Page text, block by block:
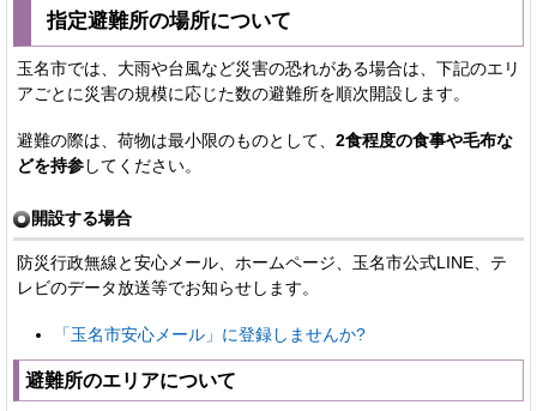
指定避難所の場所について
玉名市では、大雨や台風など災害の恐れがある場合は、下記のエリ
アごとに災害の規模に応じた数の避難所を順次開設します。
避難の際は、荷物は最小限のものとして、 2食程度の食事や毛布な
どを持参してください。
開設する場合
防災行政無線と安心メール、ホームページ、玉名市公式LINE、テ
レビのデータ放送等でお知らせします。
「玉名市安心メール」に登録しませんか?
避難所のエリアについて